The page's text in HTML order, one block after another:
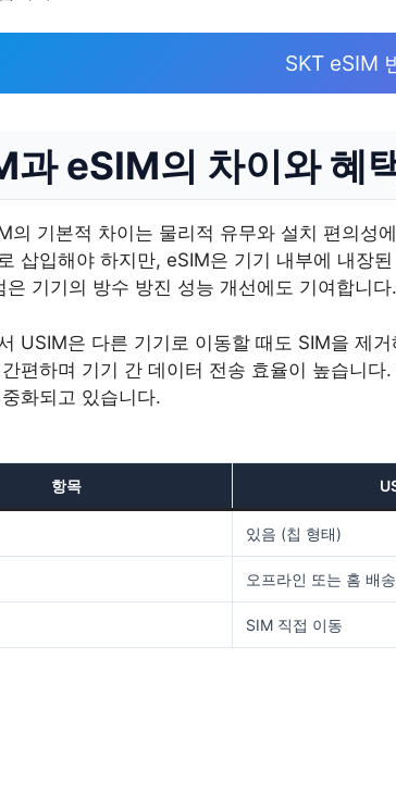
SKT eSIM
과 eSIM의 차이와 혜
의 기본적 차이는 물리적 유무와 설치 편의성
삽입해야 하지만, eSIM은 기기 내부에 내장
은 기기의 방수 방진 성능 개선에도 기여합니다.
USIM은 다른 기기로 이동할 때도 SIM을 제
편하며 기기 간 데이터 전송 효율이 높습니
화되고 있습니다.
항목
있음 (칩 형태)
오프라인 또는 홈 배송
SIM 직접 이동